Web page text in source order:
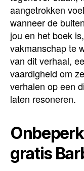
aangetrokken
wanneer de
jou en het boek
vakmanschap te
van dit verhaal,
vaardigheid om
verhalen op een
laten resoneren.
gratis